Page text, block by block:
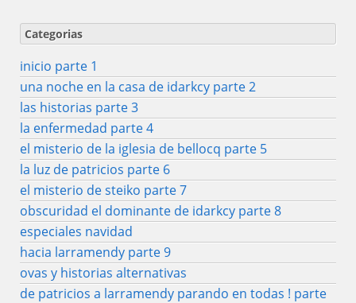
Categorias
inicio parte 1
una noche en la casa de idarkcy parte 2
las historias parte 3
la enfermedad parte 4
el misterio de la iglesia de bellocq parte 5
la luz de patricios parte 6
el misterio de steiko parte 7
obscuridad el dominante de idarkcy parte 8
especiales navidad
hacia larramendy parte 9
ovas y historias alternativas
de patricios a larramendy parando en todas ! parte